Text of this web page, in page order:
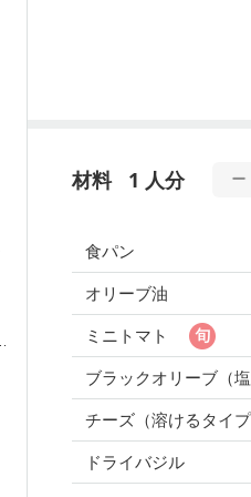
材料 1 人分
食パン
オリーブ油
ミニトマト
ブラックオリーブ（
チーズ（溶けるタイ
ドライバジル